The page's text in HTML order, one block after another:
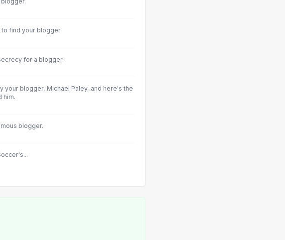
to find your blogger.
for a blogger.
your blogger, Michael Paley, and here's the
him.
blogger.